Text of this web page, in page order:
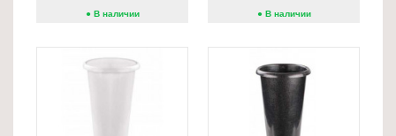
● В наличии ● В наличии